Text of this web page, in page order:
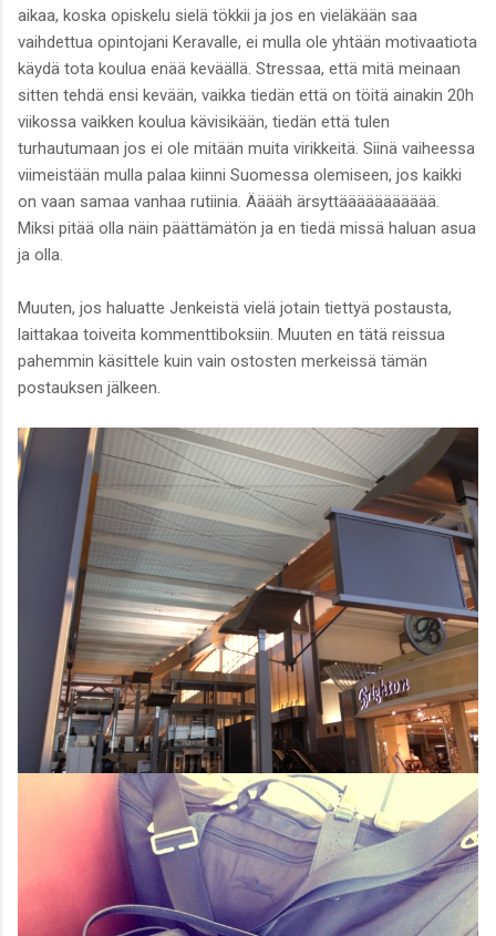
aikaa, koska opiskelu sielä tökkii ja jos en vieläkään saa
vaihdettua opintojani Keravalle, ei mulla ole yhtään motivaatiota
käydä tota koulua enää keväällä. Stressaa, että mitä meinaan
sitten tehdä ensi kevään, vaikka tiedän että on töitä ainakin 20h
viikossa vaikken koulua kävisikään, tiedän että tulen
turhautumaan jos ei ole mitään muita virikkeitä. Siinä vaiheessa
viimeistään mulla palaa kiinni Suomessa olemiseen, jos kaikki
on vaan samaa vanhaa rutiinia. Ääääh ärsyttäääääääääää.
Miksi pitää olla näin päättämätön ja en tiedä missä haluan asua
ja olla.
Muuten, jos haluatte Jenkeistä vielä jotain tiettyä postausta,
laittakaa toiveita kommenttiboksiin. Muuten en tätä reissua
pahemmin käsittele kuin vain ostosten merkeissä tämän
postauksen jälkeen.